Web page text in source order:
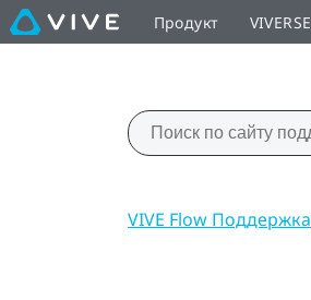
Продукт VIVERSE
VIVE Flow Поддержка